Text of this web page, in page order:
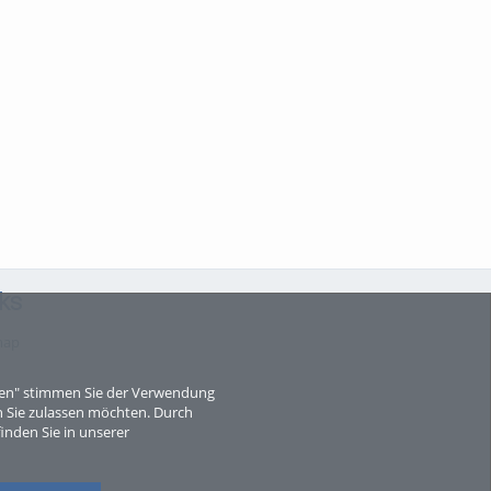
stimmen Sie der Verwendung
zulassen möchten. Durch
Sie in unserer